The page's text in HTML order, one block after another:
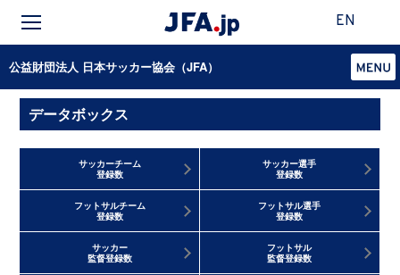
EN
公益財団法人 日本サッカー協会（JFA）
データボックス
サッカーチーム
登録数
サッカー選手
登録数
フットサルチーム
登録数
フットサル選手
登録数
サッカー
監督登録数
フットサル
監督登録数